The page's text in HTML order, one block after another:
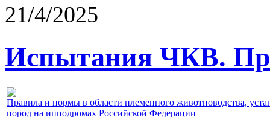
21/4/2025
Испытания ЧКВ.
Правила и нормы в области племенного животноводства,
пород на ипподромах Российской Федерации